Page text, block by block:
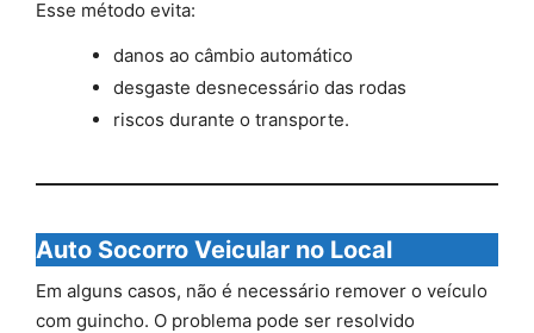
Esse método evita:
danos ao câmbio automático
desgaste desnecessário das rodas
riscos durante o transporte.
Auto Socorro Veicular no Local
Em alguns casos, não é necessário remover o veículo
com guincho. O problema pode ser resolvido